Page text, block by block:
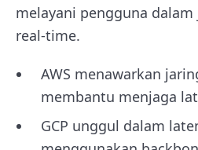
melayani pengguna
real-time.
AWS menawarkan
membantu menjaga
GCP unggul dalam